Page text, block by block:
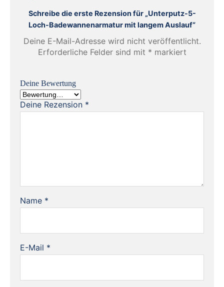
Schreibe die erste Rezension für „Unterputz-5-
Loch-Badewannenarmatur mit langem Auslauf“
Deine E-Mail-Adresse wird nicht veröffentlicht.
Erforderliche Felder sind mit * markiert
Deine Bewertung
Deine Rezension *
Name *
E-Mail *